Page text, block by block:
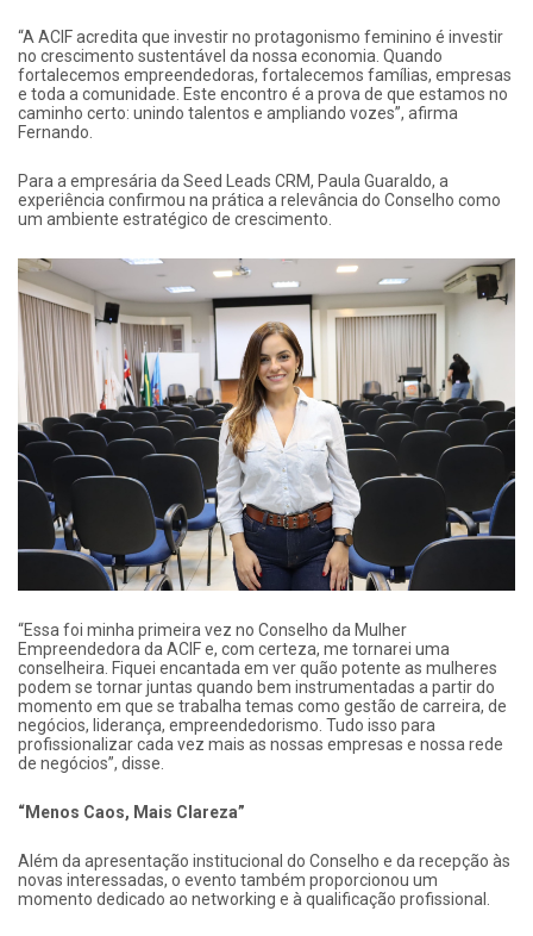
“A ACIF acredita que investir no protagonismo feminino é investir
no crescimento sustentável da nossa economia. Quando
fortalecemos empreendedoras, fortalecemos famílias, empresas
e toda a comunidade. Este encontro é a prova de que estamos no
caminho certo: unindo talentos e ampliando vozes”, afirma
Fernando.
Para a empresária da Seed Leads CRM, Paula Guaraldo, a
experiência confirmou na prática a relevância do Conselho como
um ambiente estratégico de crescimento.
“Essa foi minha primeira vez no Conselho da Mulher
Empreendedora da ACIF e, com certeza, me tornarei uma
conselheira. Fiquei encantada em ver quão potente as mulheres
podem se tornar juntas quando bem instrumentadas a partir do
momento em que se trabalha temas como gestão de carreira, de
negócios, liderança, empreendedorismo. Tudo isso para
profissionalizar cada vez mais as nossas empresas e nossa rede
de negócios”, disse.
“Menos Caos, Mais Clareza”
Além da apresentação institucional do Conselho e da recepção às
novas interessadas, o evento também proporcionou um
momento dedicado ao networking e à qualificação profissional.